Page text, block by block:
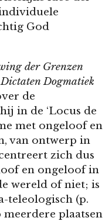
God
der Grenzen
Dictaten Dogmatiek
de
in de ‘Locus de
met ongeloof en
van ontwerp in
zich dus
en ongeloof in
wereld of niet; is
teleologisch (p.
plaatsen